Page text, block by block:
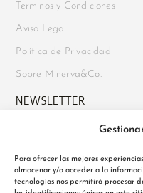
Para ofrecer las mejores
almacenar y/o acceder a la
tecnologías nos permitirá procesar
Terminos y Condiciones
Aviso Legal
Política de Privacidad
Sobre Minerva&Co.
NEWSLETTER
Suscríbete para recibir
mucho más. Además,
primer pedidoal